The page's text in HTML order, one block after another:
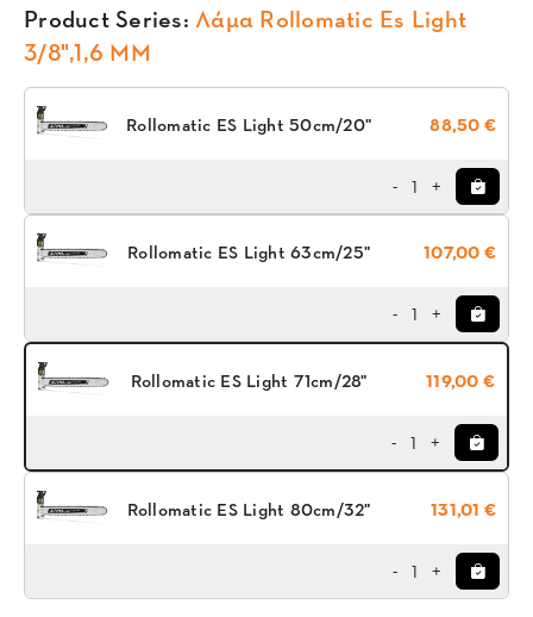
Product Series: Λάμα Rollomatic Es Light
3/8",1,6 MM
Rollomatic ES Light 50cm/20" 88,50 €
- 1 +
Rollomatic ES Light 63cm/25" 107,00 €
- 1 +
Rollomatic ES Light 71cm/28" 119,00 €
- 1 +
Rollomatic ES Light 80cm/32" 131,01 €
- 1 +